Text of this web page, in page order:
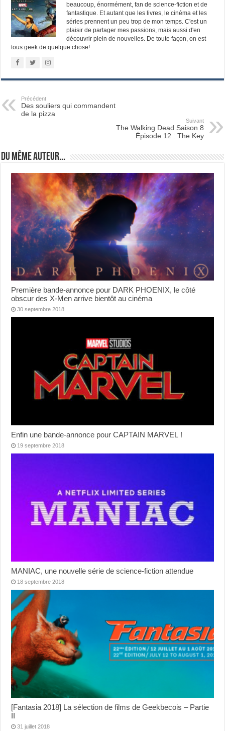
beaucoup, énormément, fan de science-fiction et de
fantastique. Et autant que les livres, le cinéma et les
séries prennent un peu trop de mon temps. C'est un
plaisir de partager mes passions, mais aussi d'en
découvrir plein de nouvelles. De toute façon, on est
tous geek de quelque chose!
Précédent
Des souliers qui commandent
de la pizza
Suivant
The Walking Dead Saison 8
Épisode 12 : The Key
Du même auteur...
Première bande-annonce pour DARK PHOENIX, le côté
obscur des X-Men arrive bientôt au cinéma
30 septembre 2018
Enfin une bande-annonce pour CAPTAIN MARVEL !
19 septembre 2018
MANIAC, une nouvelle série de science-fiction attendue
18 septembre 2018
[Fantasia 2018] La sélection de films de Geekbecois – Partie
II
31 juillet 2018